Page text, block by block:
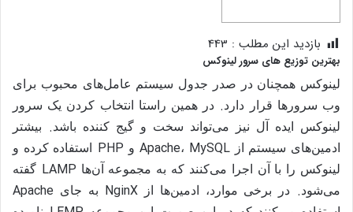
بازدید این مطلب : 443
بهترین توزیع های سرور لینوکس
لینوکس همچنان در صدر جدول سیستم عامل‌های محبوب برای
وب سرورها قرار دارد. در همین راستا انتخاب کردن یک سرور
لینوکس ایده آل نیز می‌تواند سخت و گیج کننده باشد.
بیشتر
ادمین‌های سیستم از
Apache، MySQL و PHP
استفاده کرده و
لینوکس را با
آن اجرا می‌کنند که به مجموعه آن‌ها LAMP گفته
می‌شود. در برخی موارد، ادمین‌ها از NginX به جای Apache